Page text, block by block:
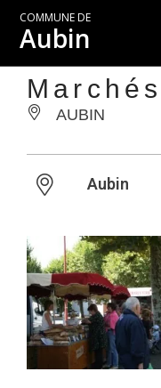
COMMUNE DE
Aubin
Marchés
AUBIN
Aubin